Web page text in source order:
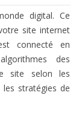
digital. Ce
site internet
connecté en
des
site selon les
stratégies de